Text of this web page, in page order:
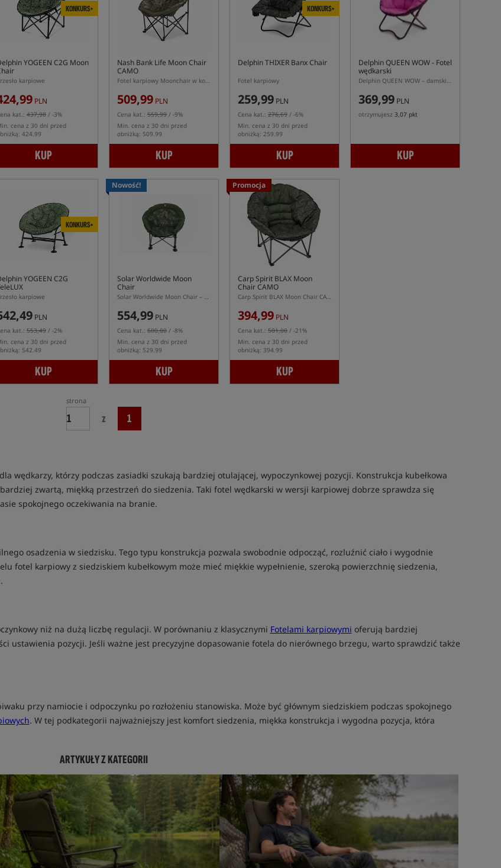
KONKURS+
YOGEEN C2G Moon
karpiowe
PLN
kat.: 437,98 / -3%
cena z 30 dni przed
424.99
KUP
Nash Bank Life Moon Chair
CAMO
Fotel karpiowy Moonchair w kolorze kamuflażu
509,99 PLN
Cena kat.: 559,99 / -9%
Min. cena z 30 dni przed
obniżką: 509.99
KUP
KONKURS+
Delphin THIXER Banx Chair
Fotel karpiowy
259,99 PLN
Cena kat.: 276,69 / -6%
Min. cena z 30 dni przed
obniżką: 259.99
KUP
Delphin QUEEN WOW- Fotel
wędkarski
Delphin QUEEN WOW – damski fotel karpiowy z kubełkowym siedziskiem
369,99 PLN
otrzymujesz 3,07 pkt
KUP
KONKURS+
YOGEEN C2G
karpiowe
PLN
kat.: 553,49 / -2%
cena z 30 dni przed
542.49
KUP
Nowość!
Solar Worldwide Moon
Chair
Solar Worldwide Moon Chair – kubełkowy fotel karpiowy Worldwide Camo
554,99 PLN
Cena kat.: 600,00 / -8%
Min. cena z 30 dni przed
obniżką: 529.99
KUP
Promocja
Carp Spirit BLAX Moon
Chair CAMO
Carp Spirit BLAX Moon Chair CAMO – duży fotel karpiowy z siedziskiem kubełkowym
394,99 PLN
Cena kat.: 501,00 / -21%
Min. cena z 30 dni przed
obniżką: 394.99
KUP
strona
z 1
wędkarzy, którzy podczas zasiadki szukają bardziej otulającej, wypoczynkowej pozycji. Konstrukcja kubełkowa
zwartą, miękką przestrzeń do siedzenia. Taki fotel wędkarski w wersji karpiowej dobrze sprawdza się
spokojnego oczekiwania na branie.
osadzenia w siedzisku. Tego typu konstrukcja pozwala swobodnie odpocząć, rozluźnić ciało i wygodnie
fotel karpiowy z siedziskiem kubełkowym może mieć miękkie wypełnienie, szeroką powierzchnię siedzenia,
niż na dużą liczbę regulacji. W porównaniu z klasycznymi Fotelami karpiowymi oferują bardziej
ustawienia pozycji. Jeśli ważne jest precyzyjne dopasowanie fotela do nierównego brzegu, warto sprawdzić także
przy namiocie i odpoczynku po rozłożeniu stanowiska. Może być głównym siedziskiem podczas spokojnego
. W tej podkategorii najważniejszy jest komfort siedzenia, miękka konstrukcja i wygodna pozycja, która
ARTYKUŁY Z KATEGORII